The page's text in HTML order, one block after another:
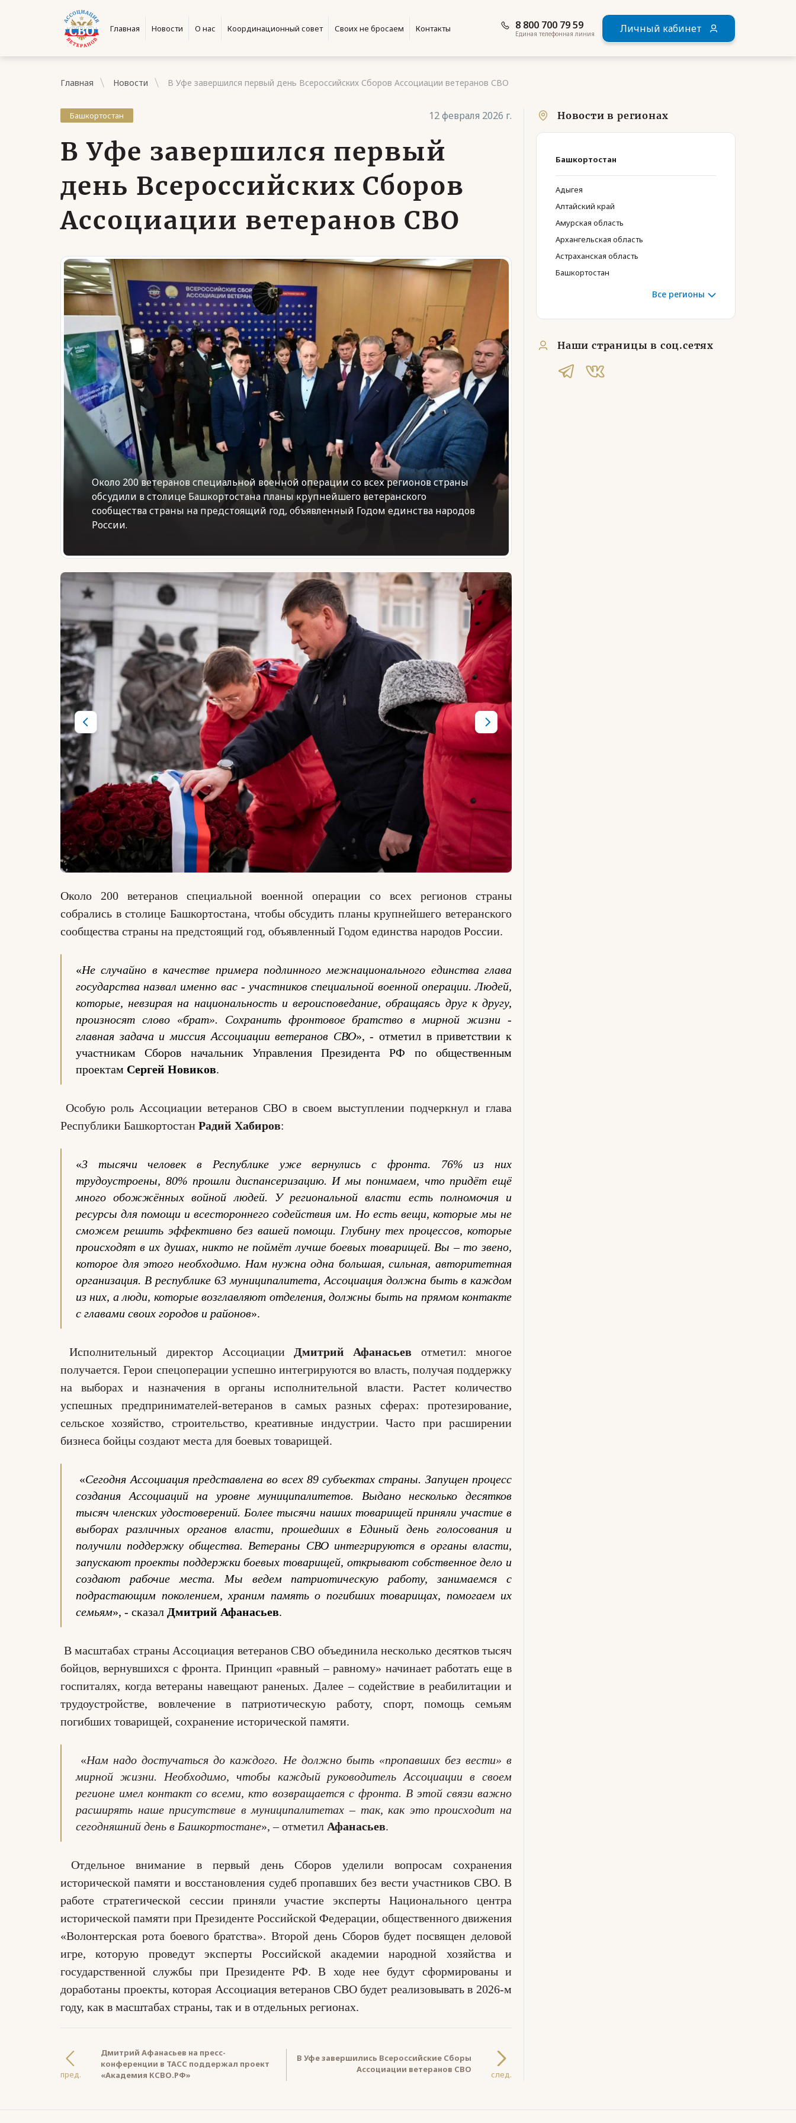
Главная Новости О нас Координационный совет Своих не бросаем Контакты 8 800 700 79 59
Единая телефонная линия Личный кабинет
Главная Новости В Уфе завершился первый день Всероссийских Сборов Ассоциации ветеранов СВО
Башкортостан 12 февраля 2026 г.
В Уфе завершился первый
день Всероссийских Сборов
Ассоциации ветеранов СВО
Около 200 ветеранов специальной военной операции со всех регионов страны
обсудили в столице Башкортостана планы крупнейшего ветеранского
сообщества страны на предстоящий год, объявленный Годом единства народов
России.
Около 200 ветеранов специальной военной операции со всех регионов страны
собрались в столице Башкортостана, чтобы обсудить планы крупнейшего ветеранского
сообщества страны на предстоящий год, объявленный Годом единства народов России.
«Не случайно в качестве примера подлинного межнационального единства глава
государства назвал именно вас - участников специальной военной операции. Людей,
которые, невзирая на национальность и вероисповедание, обращаясь друг к другу,
произносят слово «брат». Сохранить фронтовое братство в мирной жизни -
главная задача и миссия Ассоциации ветеранов СВО», - отметил в приветствии к
участникам Сборов начальник Управления Президента РФ по общественным
проектам Сергей Новиков.
Особую роль Ассоциации ветеранов СВО в своем выступлении подчеркнул и глава
Республики Башкортостан Радий Хабиров:
«3 тысячи человек в Республике уже вернулись с фронта. 76% из них
трудоустроены, 80% прошли диспансеризацию. И мы понимаем, что придёт ещё
много обожжённых войной людей. У региональной власти есть полномочия и
ресурсы для помощи и всестороннего содействия им. Но есть вещи, которые мы не
сможем решить эффективно без вашей помощи. Глубину тех процессов, которые
происходят в их душах, никто не поймёт лучше боевых товарищей. Вы – то звено,
которое для этого необходимо. Нам нужна одна большая, сильная, авторитетная
организация. В республике 63 муниципалитета, Ассоциация должна быть в каждом
из них, а люди, которые возглавляют отделения, должны быть на прямом контакте
с главами своих городов и районов».
Исполнительный директор Ассоциации Дмитрий Афанасьев отметил: многое
получается. Герои спецоперации успешно интегрируются во власть, получая поддержку
на выборах и назначения в органы исполнительной власти. Растет количество
успешных предпринимателей-ветеранов в самых разных сферах: протезирование,
сельское хозяйство, строительство, креативные индустрии. Часто при расширении
бизнеса бойцы создают места для боевых товарищей.
«Сегодня Ассоциация представлена во всех 89 субъектах страны. Запущен процесс
создания Ассоциаций на уровне муниципалитетов. Выдано несколько десятков
тысяч членских удостоверений. Более тысячи наших товарищей приняли участие в
выборах различных органов власти, прошедших в Единый день голосования и
получили поддержку общества. Ветераны СВО интегрируются в органы власти,
запускают проекты поддержки боевых товарищей, открывают собственное дело и
создают рабочие места. Мы ведем патриотическую работу, занимаемся с
подрастающим поколением, храним память о погибших товарищах, помогаем их
семьям», - сказал Дмитрий Афанасьев.
В масштабах страны Ассоциация ветеранов СВО объединила несколько десятков тысяч
бойцов, вернувшихся с фронта. Принцип «равный – равному» начинает работать еще в
госпиталях, когда ветераны навещают раненых. Далее – содействие в реабилитации и
трудоустройстве, вовлечение в патриотическую работу, спорт, помощь семьям
погибших товарищей, сохранение исторической памяти.
«Нам надо достучаться до каждого. Не должно быть «пропавших без вести» в
мирной жизни. Необходимо, чтобы каждый руководитель Ассоциации в своем
регионе имел контакт со всеми, кто возвращается с фронта. В этой связи важно
расширять наше присутствие в муниципалитетах – так, как это происходит на
сегодняшний день в Башкортостане», – отметил Афанасьев.
Отдельное внимание в первый день Сборов уделили вопросам сохранения
исторической памяти и восстановления судеб пропавших без вести участников СВО. В
работе стратегической сессии приняли участие экспертыНационального центра
исторической памяти при Президенте Российской Федерации, общественного движения
«Волонтерская рота боевого братства». Второй день Сборов будет посвящен деловой
игре, которую проведут эксперты Российской академии народной хозяйства и
государственной службы при Президенте РФ. В ходе нее будут сформированы и
доработаны проекты, которая Ассоциация ветеранов СВО будет реализовывать в 2026-м
году, как в масштабах страны, так и в отдельных регионах.
пред.
Дмитрий Афанасьев на пресс-
конференции в ТАСС поддержал проект
«Академия КСВО.РФ»
В Уфе завершились Всероссийские Сборы
Ассоциации ветеранов СВО
след.
Новости в регионах
Башкортостан
Адыгея
Алтайский край
Амурская область
Архангельская область
Астраханская область
Башкортостан
Все регионы
Наши страницы в соц.сетях